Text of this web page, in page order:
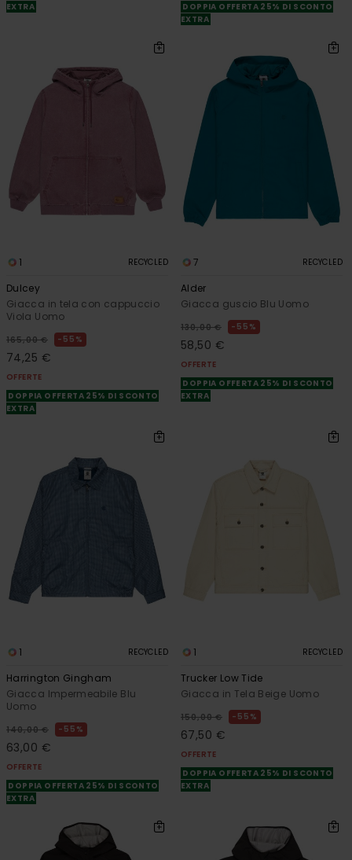
EXTRA
DOPPIA OFFERTA 25% DI SCONTO
EXTRA
1 RECYCLED
Dulcey
Giacca in tela con cappuccio
Viola Uomo
165,00 € 55%
74,25 €
OFFERTE
DOPPIA OFFERTA 25% DI SCONTO
EXTRA
7 RECYCLED
Alder
Giacca guscio Blu Uomo
130,00 € 55%
58,50 €
OFFERTE
DOPPIA OFFERTA 25% DI SCONTO
EXTRA
1 RECYCLED
Harrington Gingham
Giacca Impermeabile Blu
Uomo
140,00 € 55%
63,00 €
OFFERTE
DOPPIA OFFERTA 25% DI SCONTO
EXTRA
1 RECYCLED
Trucker Low Tide
Giacca in Tela Beige Uomo
150,00 € 55%
67,50 €
OFFERTE
DOPPIA OFFERTA 25% DI SCONTO
EXTRA